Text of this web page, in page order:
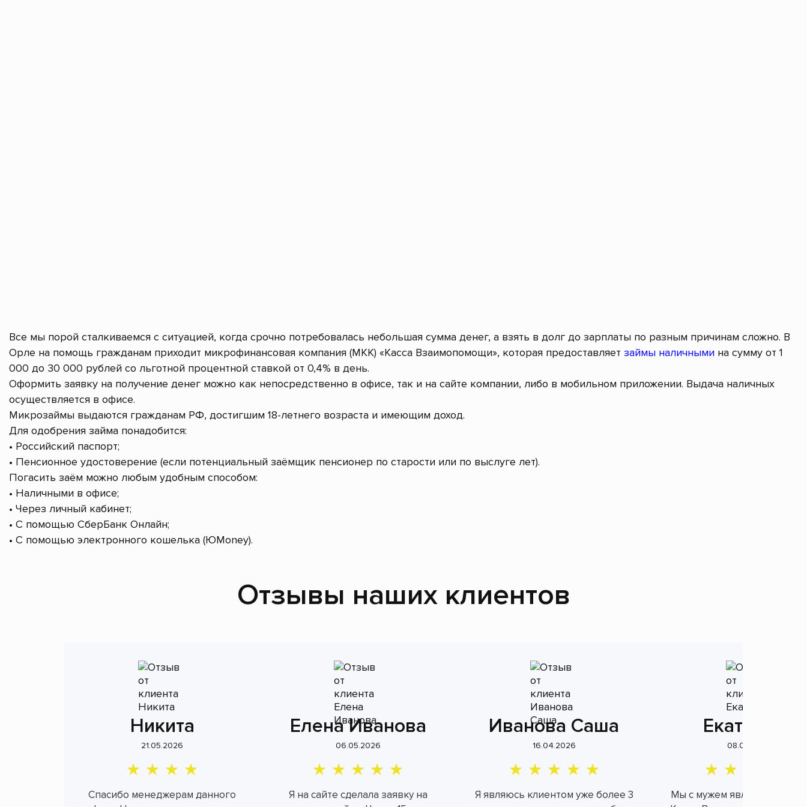
Все мы порой сталкиваемся с ситуацией, когда срочно потребовалась небольшая сумма денег, а взять в долг до зарплаты по разным причинам сложно. В
Орле на помощь гражданам приходит микрофинансовая компания (МКК) «Касса Взаимопомощи», которая предоставляет займы наличными на сумму от 1
000 до 30 000 рублей со льготной процентной ставкой от 0,4% в день.
Оформить заявку на получение денег можно как непосредственно в офисе, так и на сайте компании, либо в мобильном приложении. Выдача наличных
осуществляется в офисе.
Микрозаймы выдаются гражданам РФ, достигшим 18-летнего возраста и имеющим доход.
Для одобрения займа понадобится:
• Российский паспорт;
• Пенсионное удостоверение (если потенциальный заёмщик пенсионер по старости или по выслуге лет).
Погасить заём можно любым удобным способом:
• Наличными в офисе;
• Через личный кабинет;
• С помощью СберБанк Онлайн;
• С помощью электронного кошелька (ЮMoney).
Отзывы наших клиентов
Никита
21.05.2026
Спасибо менеджерам данного
Елена Иванова
06.05.2026
Я на сайте сделала заявку на
Иванова Саша
16.04.2026
Я являюсь клиентом уже более 3
Екатерина
08.04.2026
Мы с мужем являемся